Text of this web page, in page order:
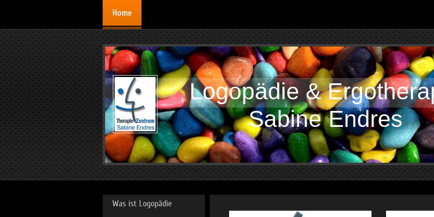
Home
Logopädie &
Sabine Endres
Was ist Logopädie